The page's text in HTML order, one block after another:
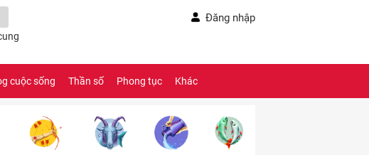
Đăng nhập
cuộc sống Thần số Phong tục Khác